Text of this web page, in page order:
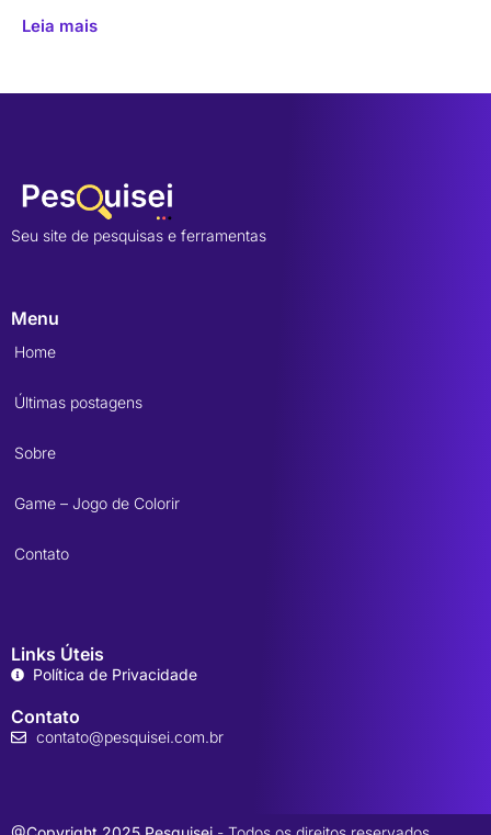
Leia mais
Seu site de pesquisas e ferramentas
Menu
Home
Últimas postagens
Sobre
Game – Jogo de Colorir
Contato
Links Úteis
Política de Privacidade
Contato
contato@pesquisei.com.br